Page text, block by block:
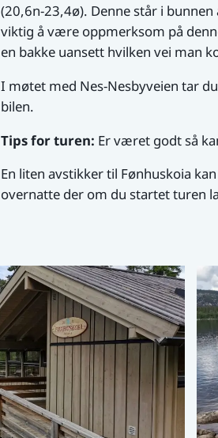
(20,6n-23,4ø). Denne står i
viktig å være oppmerksom på
en bakke uansett hvilken vei man
I møtet med Nes-Nesbyveien tar
bilen.
Tips for turen: Er været godt så
En liten avstikker til Fønhuskoia
overnatte der om du startet turen